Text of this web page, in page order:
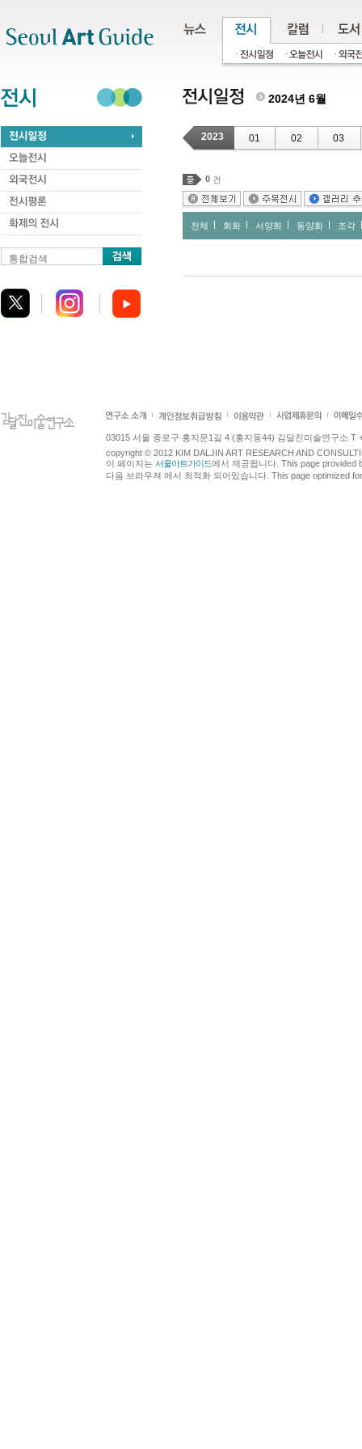
통합검색
2024년 6월
2023 01 02 03
0 건
전체 회화 서양화 동양화 조각
03015 서울 종로구 홍지문1길 4 (홍지동44) 김달진미술연구소 T
copyright © 2012 KIM DALJIN ART RESEARCH AND
이 페이지는 서울아트가이드에서 제공됩니다. This page provided
다음 브라우져 에서 최적화 되어있습니다. This page optimized